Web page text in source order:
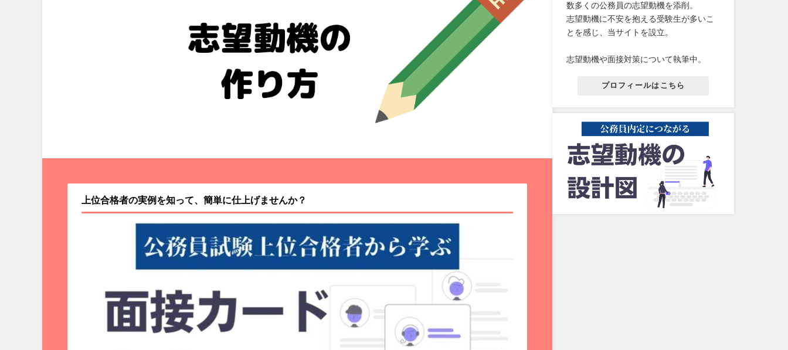
上位合格者の実例を知って、簡単に仕上げませんか？
数多くの公務員の志望動機を添削。
志望動機に不安を抱える受験生が多いこ
とを感じ、当サイトを設立。
志望動機や面接対策について執筆中。
プロフィールはこちら